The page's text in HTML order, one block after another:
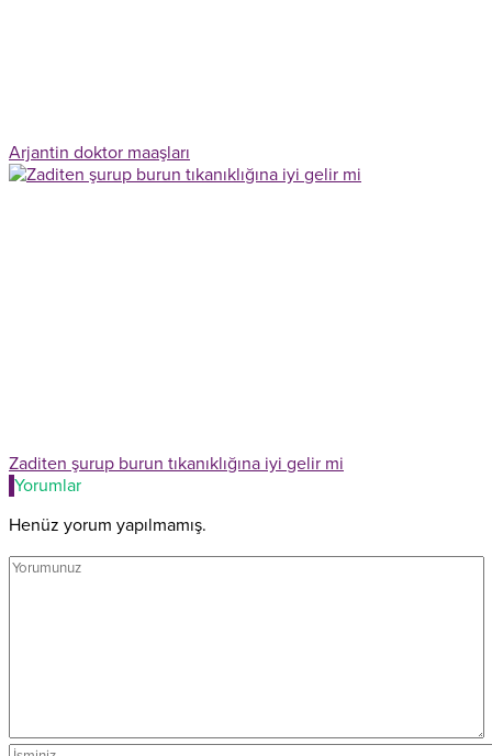
Arjantin doktor maaşları
Zaditen şurup burun tıkanıklığına iyi gelir mi
Yorumlar
Henüz yorum yapılmamış.